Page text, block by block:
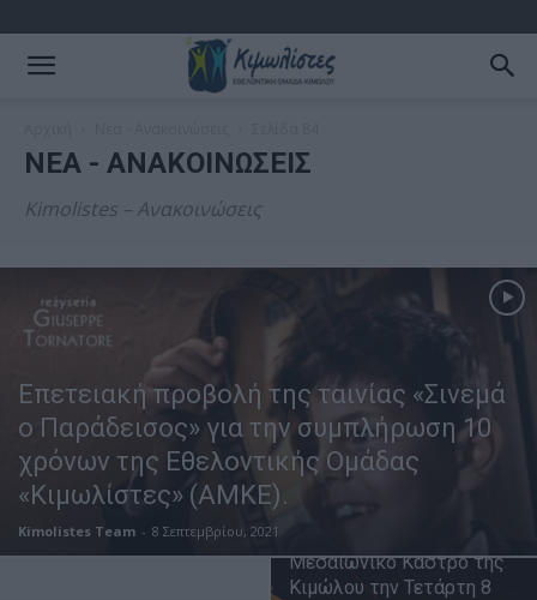
ΝΕΑ - ΑΝΑΚΟΙΝΏΣΕΙΣ
Kimolistes – Ανακοινώσεις
Επετειακή προβολή της ταινίας «Σινεμά
ο Παράδεισος» για την συμπλήρωση 10
χρόνων της Εθελοντικής Ομάδας
«Κιμωλίστες» (ΑΜΚΕ).
Kimolistes Team - 8 Σεπτεμβρίου, 2021
O Cine Καλησπερίτης
Μεσαιωνικό Κάστρο της
Κιμώλου την Τετάρτη 8